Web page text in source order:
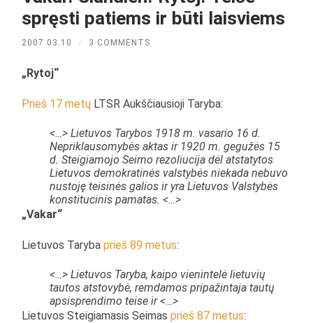
spręsti patiems ir būti laisviems
2007.03.10 / 3 COMMENTS
„Rytoj“
Prieš 17 metų LTSR Aukščiausioji Taryba:
<…> Lietuvos Tarybos 1918 m. vasario 16 d.
Nepriklausomybės aktas ir 1920 m. gegužės 15
d. Steigiamojo Seimo rezoliucija dėl atstatytos
Lietuvos demokratinės valstybės niekada nebuvo
nustoję teisinės galios ir yra Lietuvos Valstybės
konstitucinis pamatas. <…>
„Vakar“
Lietuvos Tarybaprieš 89 metus:
<…>Lietuvos Taryba, kaipo vienintelė lietuvių
tautos atstovybė, remdamos pripažintaja tautų
apsisprendimo teise ir <…>
Lietuvos Steigiamasis Seimasprieš 87 metus: